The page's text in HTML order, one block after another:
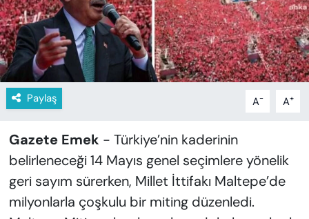
Paylaş A- A+
Gazete Emek - Türkiye’nin kaderinin
belirleneceği 14 Mayıs genel seçimlere yönelik
geri sayım sürerken, Millet İttifakı Maltepe’de
milyonlarla çoşkulu bir miting düzenledi.
KÜLTÜR-SANAT
MAGAZİN
ÖZEL HABER
YAZAR KÖŞESİ
SİYASET
VAN VE DİYARBAKIR HABERLERİ